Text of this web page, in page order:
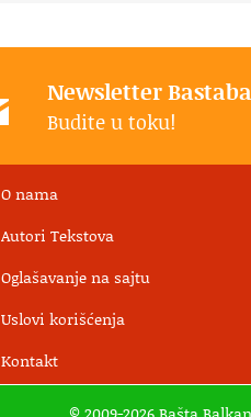
Newsletter
Budite u toku!
O nama
Autori Tekstova
Oglašavanje na sajtu
Uslovi korišćenja
Kontakt